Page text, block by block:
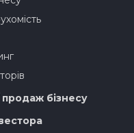
продаж бізнесу